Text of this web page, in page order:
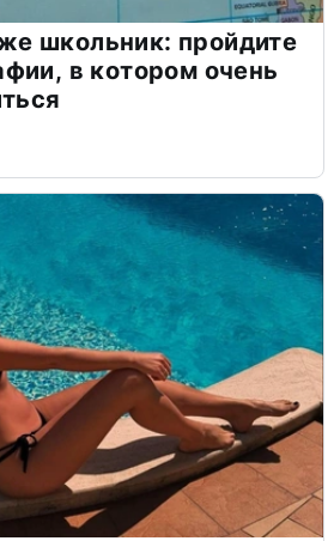
школьник: пройдите
в котором очень